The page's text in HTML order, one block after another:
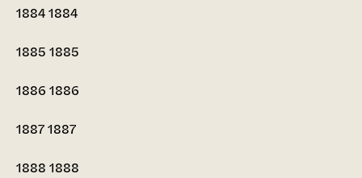
18841884
1885 1885
1886 1886
18871887
1888 1888